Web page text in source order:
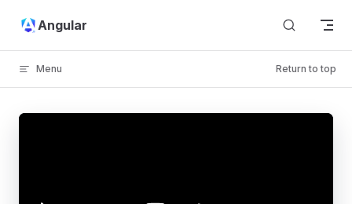
Skip to content
Angular
Menu Return to top